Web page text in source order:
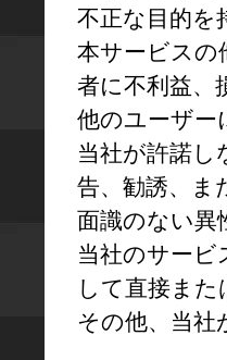
不正な目的を
本サービスの
者に不利益、
他のユーザー
当社が許諾し
告、勧誘、ま
面識のない異
当社のサービ
して直接ま
その他、当社